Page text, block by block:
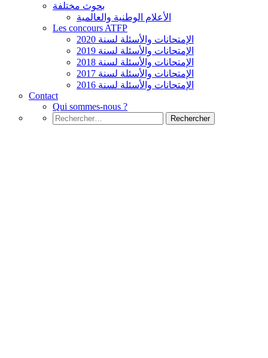
بحوث مختلفة
الأعلام الوطنية والعالمية
Les concours ATFP
الإمتحانات والأسئلة لسنة 2020
الإمتحانات والأسئلة لسنة 2019
الإمتحانات والأسئلة لسنة 2018
الإمتحانات والأسئلة لسنة 2017
الإمتحانات والأسئلة لسنة 2016
Contact
Qui sommes-nous ?
Rechercher :